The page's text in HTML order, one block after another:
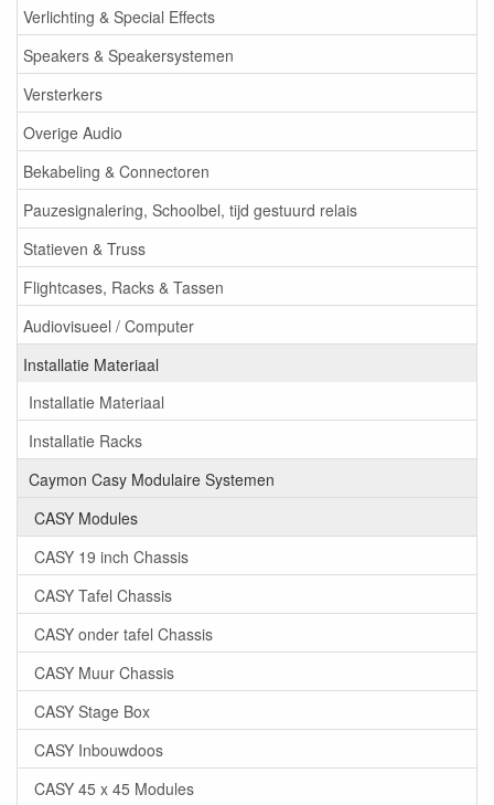
Verlichting & Special Effects
Speakers & Speakersystemen
Versterkers
Overige Audio
Bekabeling & Connectoren
Pauzesignalering, Schoolbel, tijd gestuurd relais
Statieven & Truss
Flightcases, Racks & Tassen
Audiovisueel / Computer
Installatie Materiaal
Installatie Materiaal
Installatie Racks
Caymon Casy Modulaire Systemen
CASY Modules
CASY 19 inch Chassis
CASY Tafel Chassis
CASY onder tafel Chassis
CASY Muur Chassis
CASY Stage Box
CASY Inbouwdoos
CASY 45 x 45 Modules